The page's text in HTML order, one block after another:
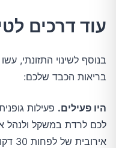
עוד דרכים
בנוסף לשינוי התזונתי,
בריאות הכבד שלכם:
היו פעילים. פעילות
לכם לרדת במשקל ולנהל
אירובית של לפחות 30 דקות ברוב ימות השבוע.